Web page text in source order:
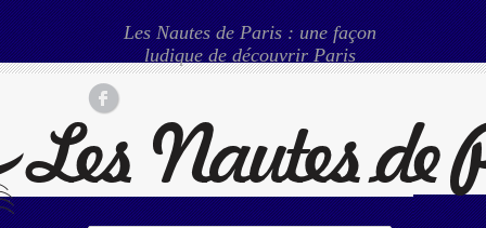
Les Nautes de Paris : une façon
ludique de découvrir Paris